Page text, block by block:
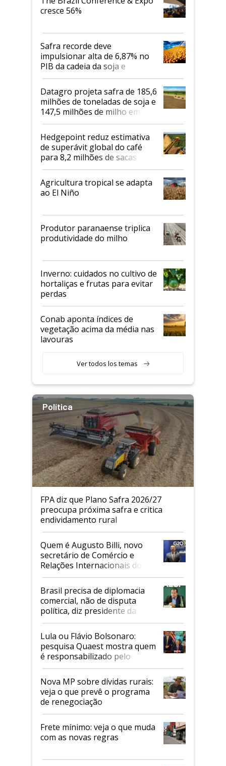
cresce 56%
Safra recorde deve
impulsionar alta de 6,87% no
PIB da cadeia da soja e
biodiesel em 2026
Datagro projeta safra de 185,6
milhões de toneladas de soja e
147,5 milhões de milho em
2026/27
Hedgepoint reduz estimativa
de superávit global do café
para 8,2 milhões de sacas
Agricultura tropical se adapta
ao El Niño
Produtor paranaense triplica
produtividade do milho
Inverno: cuidados no cultivo de
hortaliças e frutas para evitar
perdas
Conab aponta índices de
vegetação acima da média nas
lavouras
Ver todos los temas
Política
FPA diz que Plano Safra 2026/27
preocupa próxima safra e critica
endividamento rural
Quem é Augusto Billi, novo
secretário de Comércio e
Relações Internacionais do
Mapa
Brasil precisa de diplomacia
comercial, não de disputa
política, diz presidente da
Faesp
Lula ou Flávio Bolsonaro:
pesquisa Quaest mostra quem
é responsabilizado pelo
tarifaço dos EUA
Nova MP sobre dívidas rurais:
veja o que prevê o programa
de renegociação
Frete mínimo: veja o que muda
com as novas regras